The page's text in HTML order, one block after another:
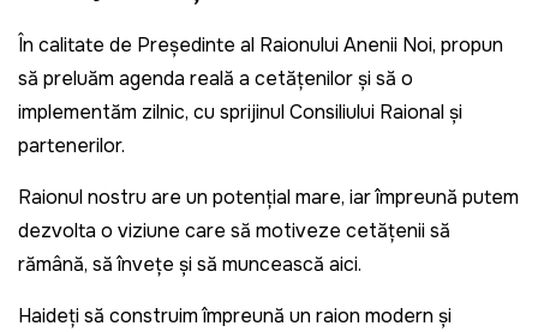
În calitate de Președinte al Raionului Anenii Noi, propun
să preluăm agenda reală a cetățenilor și să o
implementăm zilnic, cu sprijinul Consiliului Raional și
partenerilor.
Raionul nostru are un potențial mare, iar împreună putem
dezvolta o viziune care să motiveze cetățenii să
rămână, să învețe și să muncească aici.
Haideți să construim împreună un raion modern și